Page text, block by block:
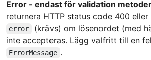
Error - endast för validation
returnera HTTP status code 400
error
(krävs) om lösenordet (med
inte accepteras. Lägg valfritt till en
ErrorMessage .